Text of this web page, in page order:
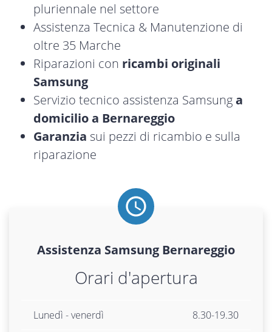
pluriennale nel settore
Assistenza Tecnica & Manutenzione di
oltre 35 Marche
Riparazioni con ricambi originali
Samsung
Servizio tecnico assistenza Samsunga
domicilio a Bernareggio
Garanzia sui pezzi di ricambio e sulla
riparazione
Assistenza Samsung Bernareggio
Orari d'apertura
Lunedì - venerdì 8.30-19.30